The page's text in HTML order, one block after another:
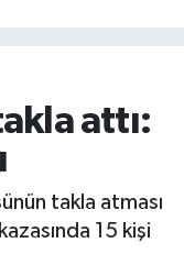
attı:
takla atması
15 kişi